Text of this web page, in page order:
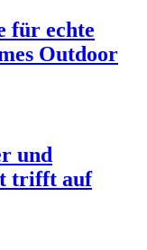
für echte
Outdoor
und
trifft auf